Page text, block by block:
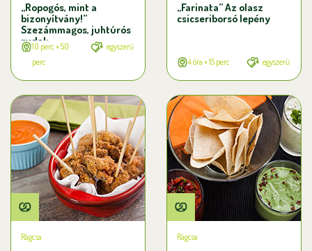
„Ropogós, mint a
bizonyítvány!”
Szezámmagos, juhtúrós
rudak
10 perc + 50
perc
egyszerű
„Farinata” Az olasz
csicseriborsó lepény
4 óra + 15 perc egyszerű
Rágcsa Rágcsa